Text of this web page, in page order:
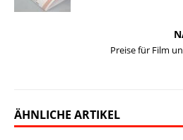
Preise für Film
ÄHNLICHE ARTIKEL